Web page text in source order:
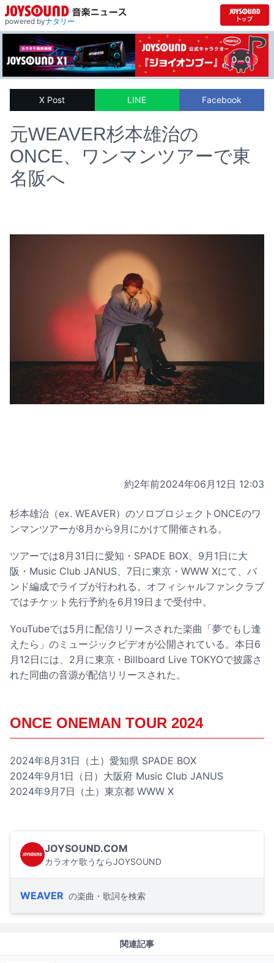
powered byナタリー
X Post LINE Facebook
元WEAVER杉本雄治の
ONCE、ワンマンツアーで東
名阪へ
約2年前2024年06月12日 12:03
杉本雄治（ex. WEAVER）のソロプロジェクトONCEのワ
ンマンツアーが8月から9月にかけて開催される。
ツアーでは8月31日に愛知・SPADE BOX、9月1日に大
阪・Music Club JANUS、7日に東京・WWW Xにて、バ
ンド編成でライブが行われる。オフィシャルファンクラブ
ではチケット先行予約を6月19日まで受付中。
YouTubeでは5月に配信リリースされた楽曲「夢でもし逢
えたら」のミュージックビデオが公開されている。本日6
月12日には、2月に東京・Billboard Live TOKYOで披露さ
れた同曲の音源が配信リリースされた。
ONCE ONEMAN TOUR 2024
2024年8月31日（土）愛知県 SPADE BOX
2024年9月1日（日）大阪府 Music Club JANUS
2024年9月7日（土）東京都 WWW X
JOYSOUND.COM
カラオケ歌うならJOYSOUND
WEAVER の楽曲・歌詞を検索
関連記事